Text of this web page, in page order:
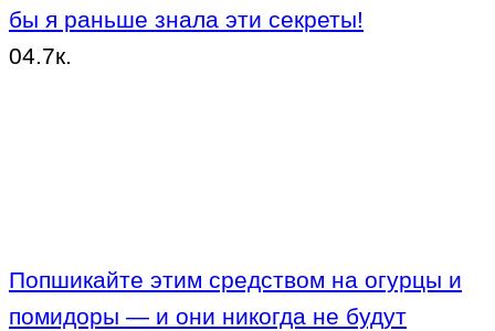
бы я раньше знала эти секреты!
04.7к.
Попшикайте этим средством на огурцы и
помидоры — и они никогда не будут